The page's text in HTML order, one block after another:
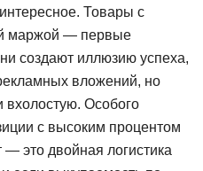
Товары с
маржой — первые
создают иллюзию успеха,
вложений, но
вхолостую. Особого
с высоким процентом
это двойная логистика